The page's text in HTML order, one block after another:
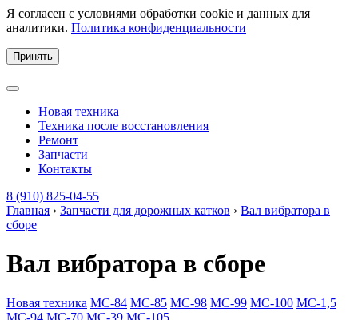
Я согласен с условиями обработки cookie и данных для
аналитики. Политика конфиденциальности
Принять
Новая техника
Техника после восстановления
Ремонт
Запчасти
Контакты
8 (910) 825-04-55
Главная › Запчасти для дорожных катков › Вал вибратора в
сборе
Вал вибратора в сборе
Новая техника МС-84 МС-85 МС-98 МС-99 МС-100 МС-1,5
МС-94 МС-70 МС-39 МС-105